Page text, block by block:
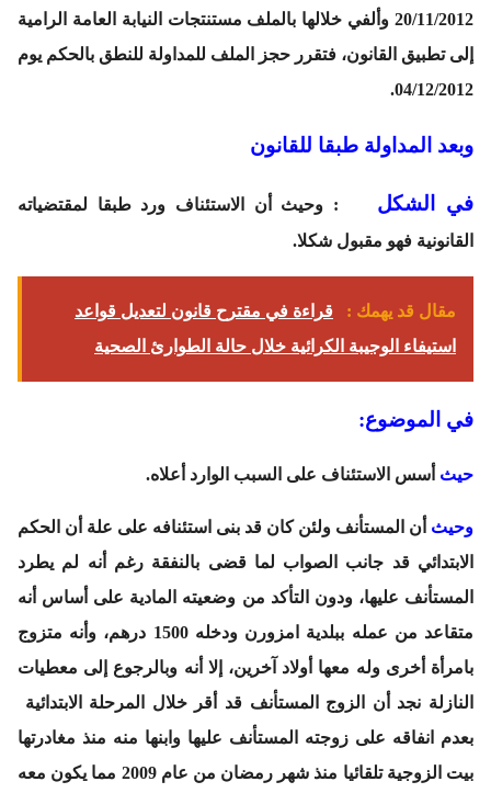
20/11/2012 وألفي خلالها بالملف مستنتجات النيابة العامة الرامية
إلى تطبيق القانون، فتقرر حجز الملف للمداولة للنطق بالحكم يوم
04/12/2012.
وبعد المداولة طبقا للقانون
في الشكل
: وحيث أن الاستئناف ورد طبقا لمقتضياته
القانونية فهو مقبول شكلا.
مقال قد يهمك :
قراءة في مقترح قانون لتعديل قواعد
استيفاء الوجيبة الكرائية خلال حالة الطوارئ الصحية
في الموضوع:
حيث أسس الاستئناف على السبب الوارد أعلاه.
وحيث أن المستأنف ولئن كان قد بنى استئنافه على علة أن الحكم
الابتدائي قد جانب الصواب لما قضى بالنفقة رغم أنه لم يطرد
المستأنف عليها، ودون التأكد من وضعيته المادية على أساس أنه
متقاعد من عمله ببلدية امزورن ودخله 1500 درهم، وأنه متزوج
بامرأة أخرى وله معها أولاد آخرين، إلا أنه وبالرجوع إلى معطيات
النازلة نجد أن الزوج المستأنف قد أقر خلال المرحلة الابتدائية
بعدم انفاقه على زوجته المستأنف عليها وابنها منه منذ مغادرتها
بيت الزوجية تلقائيا منذ شهر رمضان من عام 2009 مما يكون معه